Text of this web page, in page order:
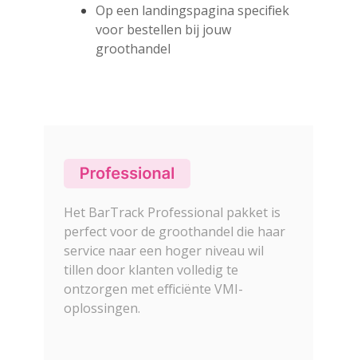
Op een landingspagina specifiek
voor bestellen bij jouw
groothandel
Het BarTrack Professional pakket is
perfect voor de groothandel die haar
service naar een hoger niveau wil
tillen door klanten volledig te
ontzorgen met efficiënte VMI-
oplossingen.